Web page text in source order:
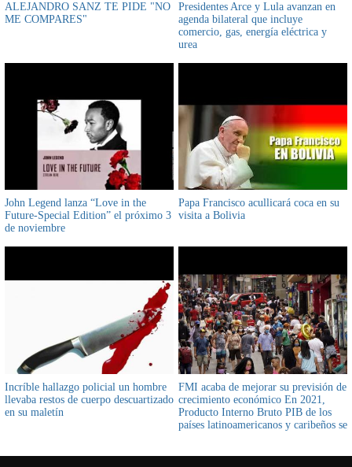
ALEJANDRO SANZ TE PIDE "NO
ME COMPARES"
Presidentes Arce y Lula avanzan en
agenda bilateral que incluye
comercio, gas, energía eléctrica y
urea
John Legend lanza “Love in the
Future-Special Edition” el próximo 3
de noviembre
Papa Francisco acullicará coca en su
visita a Bolivia
Incríble hallazgo policial un hombre
llevaba restos de cuerpo descuartizado
en su maletín
FMI acaba de mejorar su previsión de
crecimiento económico En 2021,
Producto Interno Bruto PIB de los
países latinoamericanos y caribeños se